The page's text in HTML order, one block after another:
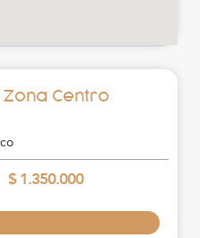
Centro
$ 1.350.000